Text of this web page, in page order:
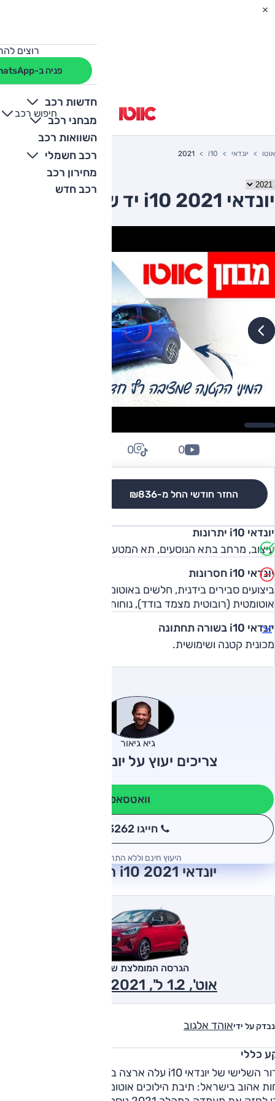
רוצים
פניה ב-WhatsApp
חדשות רכב
מבחני רכב
השוואות רכב
רכב חשמלי
מחירון רכב
רכב חדש
חיפוש רכב
+
-
אוטו יונדאי i10
2021
יונדאי i10 2021 יד שניה
החזר חודשי החל מ-₪836
0
0
יונדאי i10 יתרונות
עיצוב, מרחב בתא הנוסעים, תא המטען, צריכת דלק.
יונדאי i10 חסרונות
ביצועים סבירים בידנית, חלשים באוטומטית, תיבת הילוכים
אוטומטית (רובוטית מצמד בודד), נוחות נסיעה, בידוד רעשים.
יונדאי i10 בשורה תחתונה
מכונית קטנה ושימושית.
גיא גיאור
צריכים יעוץ על יונדאי i10?
וואטסאפ
חייגו 3262
היעוץ חינם וללא התחייבות
יונדאי i10 2021 חוות דעת
נבדק על ידיאוהד אלגוב
הגרסה המומלצת של אוטו
אוט', 1.2 ל', Inspire 2021
כללי
אהוב בישראל: תיבת הילוכים אוטומטית רובוטית חד-